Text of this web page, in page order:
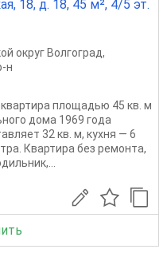
18, д. 18, 45 м², 4/5 эт.
округ Волгоград,
н
площадью 45 кв. м
дома 1969 года
32 кв. м, кухня — 6
Квартира без ремонта,